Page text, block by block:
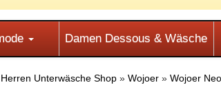
Damen Dessous & Wäsche
Herren Unterwäsche Shop » Wojoer» Wojoer